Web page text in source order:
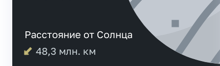
Расстояние от Солнца
48,3 млн. км